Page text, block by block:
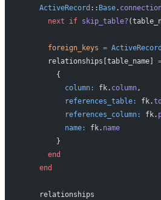
    ActiveRecord
:: Base.
      next
if skip_table?
      foreign_keys
= ActiveRecord
      relationships[table_name]
        {
          column:
fk. column,
          references_table:
fk.
          references_column:
fk.
          name:
fk. name
        }
      end
    end
    relationships